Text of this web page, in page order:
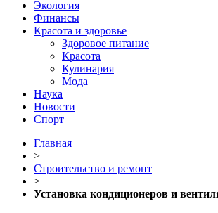
Экология
Финансы
Красота и здоровье
Здоровое питание
Красота
Кулинария
Мода
Наука
Новости
Спорт
Главная
>
Строительство и ремонт
>
Установка кондиционеров и